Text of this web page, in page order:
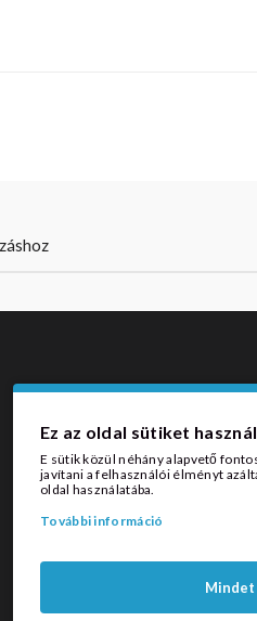
Ez az oldal sütiket
E sütik közül néhány alapvető
javítani a felhasználói élményt
oldal használatába.
További információ
Mindet